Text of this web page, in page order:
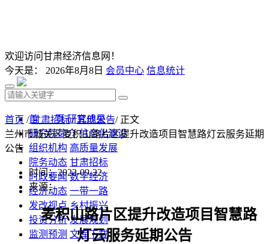
欢迎访问甘肃经济信息网！
今天是： 2026年8月8日 会员中心 信息统计
首 页 研究成果
研究院简介 信息化建设
组织机构 高质量发展
院务动态 甘肃招标
时政要闻 数字经济
经济动态 一带一路
发改视点 乡村振兴
投资分析 发展规划
监测预测 文库下载
首页 /甘肃招标/其他公告/ 正文
兰州市城关区麦积山路片区提升改造项目智慧路灯云服务延期
公告
时间：2022-09-22
来源：
麦积山路片区提升改造项目智慧路
灯云服务延期公告